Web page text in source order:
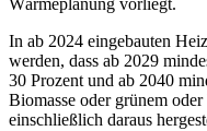
Wärmeplanung vorliegt.
In ab 2024 eingebauten
werden, dass ab 2029
30 Prozent und ab 2040
Biomasse oder grünem
einschließlich daraus